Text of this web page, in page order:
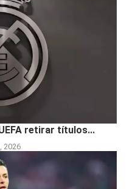
retirar títulos...
2026